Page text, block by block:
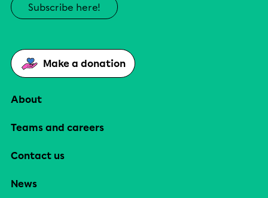
Subscribe here!
Make a donation
About
Teams and careers
Contact us
News